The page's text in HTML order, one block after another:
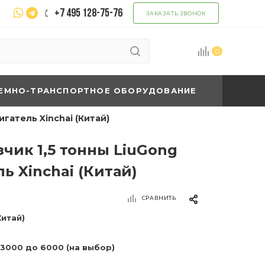
+7 495 128-75-76 ЗАКАЗАТЬ ЗВОНОК
0
ТРАНСПОРТНОЕ ОБОРУДОВАНИЕ
Xinchai (Китай)
1,5 тонны LiuGong
Xinchai (Китай)
СРАВНИТЬ
до 6000 (на выбор)